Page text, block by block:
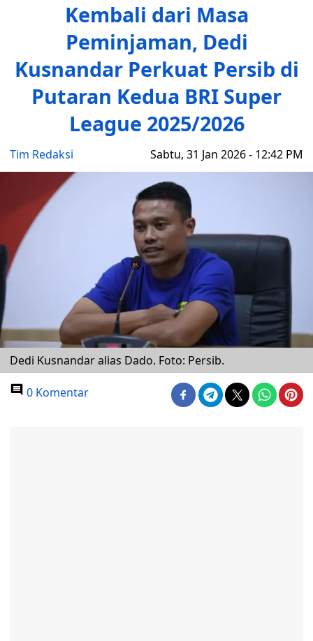
Kembali dari Masa
Peminjaman, Dedi
Kusnandar Perkuat Persib di
Putaran Kedua BRI Super
League 2025/2026
Tim Redaksi Sabtu, 31 Jan 2026 - 12:42 PM
Dedi Kusnandar alias Dado. Foto: Persib.
0 Komentar